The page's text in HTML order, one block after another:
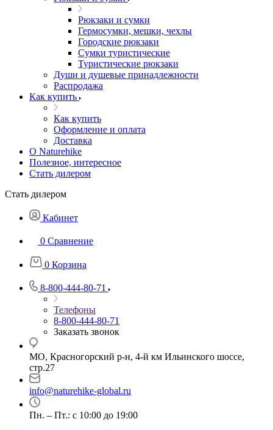
Рюкзаки и сумки
Гермосумки, мешки, чехлы
Городские рюкзаки
Сумки туристические
Туристические рюкзаки
Души и душевые принадлежности
Распродажа
Как купить
Как купить
Оформление и оплата
Доставка
О Naturehike
Полезное, интересное
Стать дилером
Стать дилером
Кабинет
0 Сравнение
0 Корзина
8-800-444-80-71
Телефоны
8-800-444-80-71
Заказать звонок
МО, Красногорский р-н, 4-й км Ильинского шоссе,
стр.27
info@naturehike-global.ru
Пн. – Пт.: с 10:00 до 19:00